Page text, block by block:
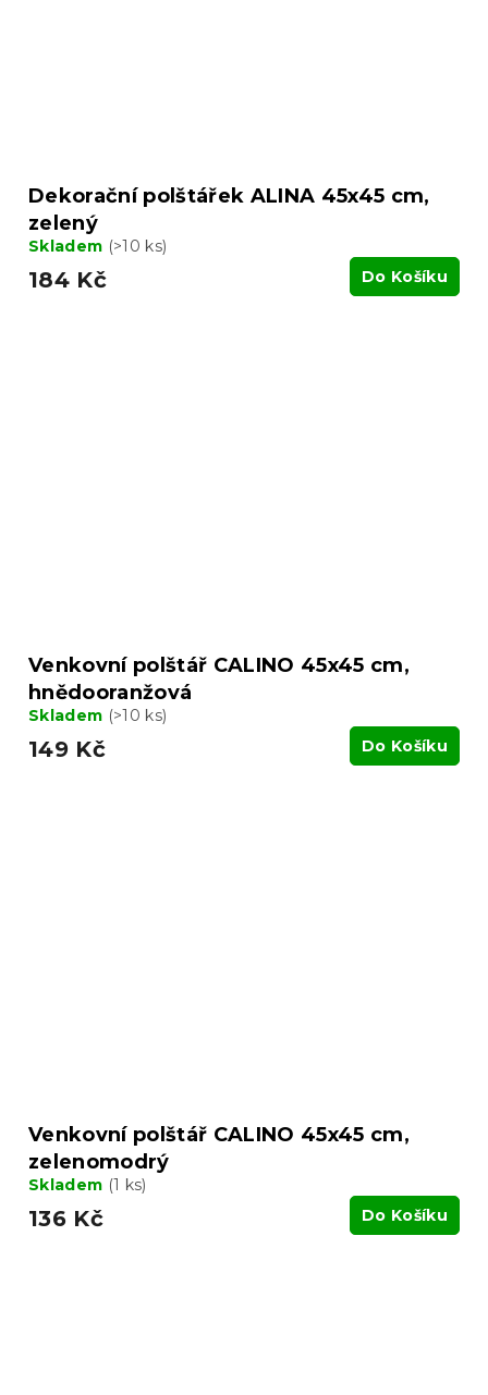
Dekorační polštářek ALINA 45x45 cm,
zelený
Skladem (>10 ks)
184 Kč Do Košíku
Venkovní polštář CALINO 45x45 cm,
hnědooranžová
Skladem (>10 ks)
149 Kč Do Košíku
Venkovní polštář CALINO 45x45 cm,
zelenomodrý
Skladem (1 ks)
136 Kč Do Košíku